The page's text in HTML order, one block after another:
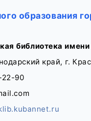
образования
библиотека
край, г.
22-90